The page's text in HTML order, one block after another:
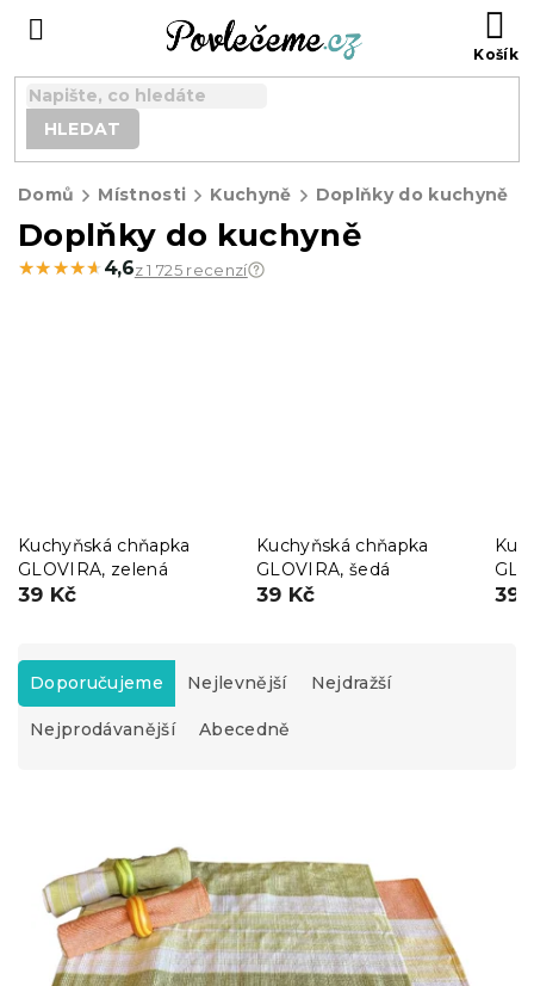
HLEDAT
Domů Místnosti Kuchyně Doplňky do kuchyně
Doplňky do kuchyně
★★★★★
★★★★★ 4,6z 1 725 recenzí
Kuchyňská chňapka
GLOVIRA, zelená
39 Kč
Kuchyňská chňapka
GLOVIRA, šedá
39 Kč 39
Ř
z
e
Doporučujeme Nejlevnější Nejdražší
Nejprodávanější Abecedně